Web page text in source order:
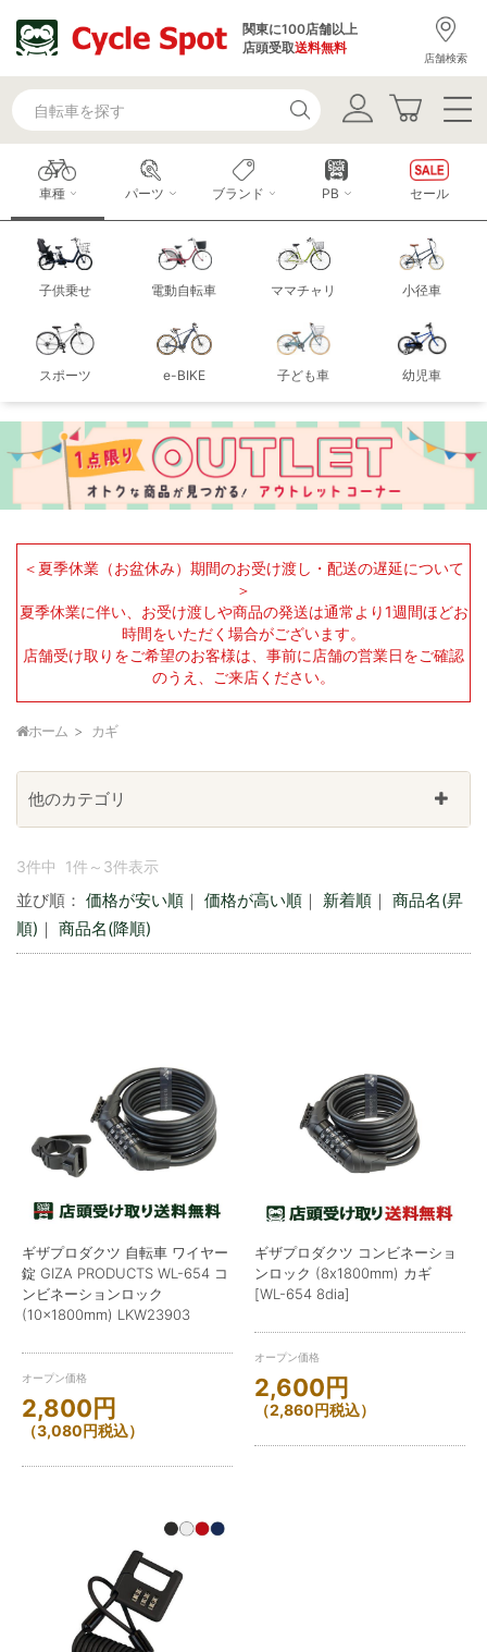
関東に100店舗以上
店頭受取送料無料
店舗検索
車種
子供乗せ 電動自転車 ママチャリ 小径車
スポーツ e-BIKE 子ども車 幼児車
パーツ ブランド PB セール
＜夏季休業（お盆休み）期間のお受け渡し・配送の遅延について
＞
夏季休業に伴い、お受け渡しや商品の発送は通常より1週間ほどお
時間をいただく場合がございます。
店舗受け取りをご希望のお客様は、事前に店舗の営業日をご確認
のうえ、ご来店ください。
ホーム カギ
3件中 1件～3件表示
並び順： 価格が安い順 ｜ 価格が高い順 ｜ 新着順 ｜ 商品名(昇
順) ｜ 商品名(降順)
ギザプロダクツ 自転車 ワイヤー
錠 GIZA PRODUCTS WL-654 コ
ンビネーションロック
(10×1800mm) LKW23903
オープン価格
2,800円
（3,080円税込）
ギザプロダクツ コンビネーショ
ンロック (8x1800mm) カギ
[WL-654 8dia]
オープン価格
2,600円
（2,860円税込）
他のカテゴリ